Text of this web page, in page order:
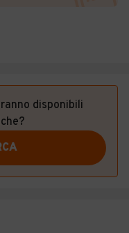
disponibili